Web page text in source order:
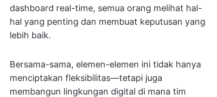
dashboard real-time, semua orang melihat hal-
hal yang penting dan membuat keputusan yang
lebih baik.
Bersama-sama, elemen-elemen ini tidak hanya
menciptakan fleksibilitas—tetapi juga
membangun lingkungan digital di mana tim